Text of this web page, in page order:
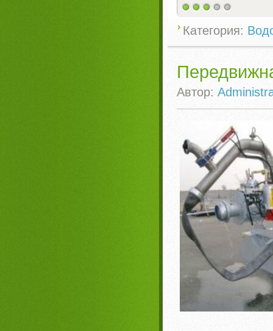
Категория:
Автор: